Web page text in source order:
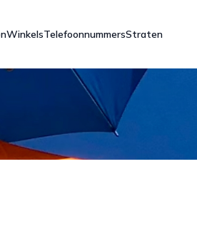
WinkelsTelefoonnummersStraten